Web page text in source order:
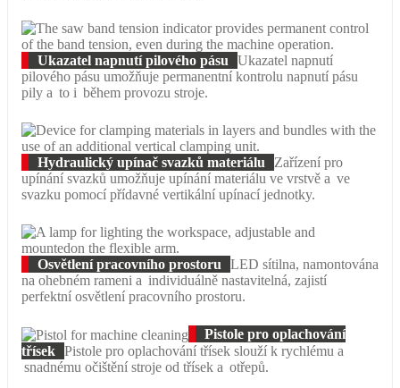
Ukazatel napnutí pilového pásu
Ukazatel napnutí
pilového pásu umožňuje permanentní kontrolu napnutí pásu
pily a to i během provozu stroje.
Hydraulický upínač svazků materiálu
Zařízení pro
upínání svazků umožňuje upínání materiálu ve vrstvě a ve
svazku pomocí přídavné vertikální upínací jednotky.
Osvětlení pracovního prostoru
LED sítilna, namontována
na ohebném rameni a individuálně nastavitelná, zajistí
perfektní osvětlení pracovního prostoru.
Pistole pro oplachování
třísek Pistole pro oplachování třísek slouží k rychlému a
snadnému očištění stroje od třísek a otřepů.